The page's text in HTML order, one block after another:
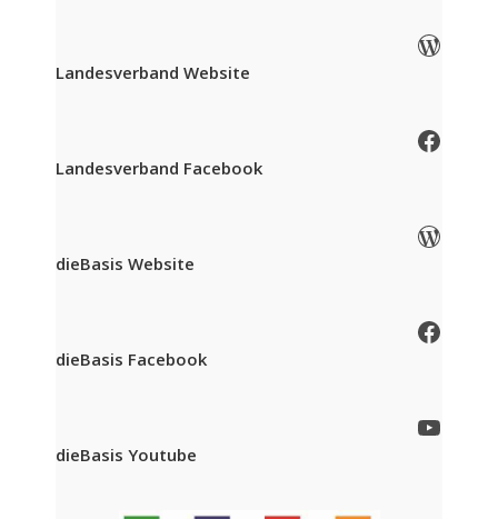
WordPress
Landesverband Website
Facebook
Landesverband Facebook
WordPress
dieBasis Website
Facebook
dieBasis Facebook
YouTube
dieBasis Youtube